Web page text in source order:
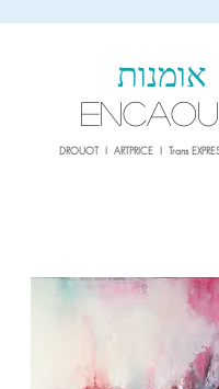
אומנות
DROUOT I ARTPRICE I Trans